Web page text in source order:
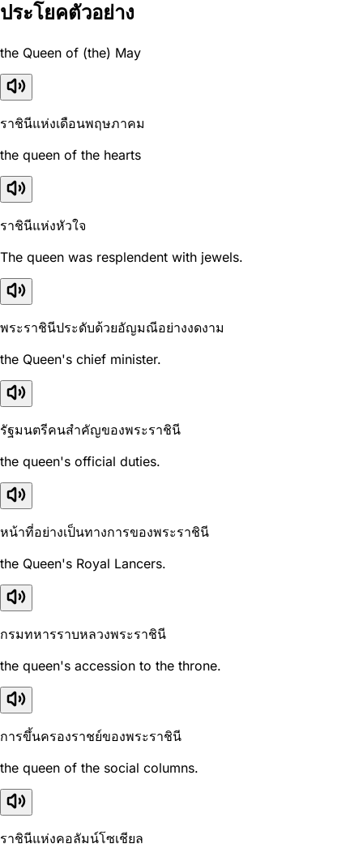
ประโยคตัวอย่าง
the Queen of (the) May
ราชินีแห่งเดือนพฤษภาคม
the queen of the hearts
ราชินีแห่งหัวใจ
The queen was resplendent with jewels.
พระราชินีประดับด้วยอัญมณีอย่างงดงาม
the Queen's chief minister.
รัฐมนตรีคนสำคัญของพระราชินี
the queen's official duties.
หน้าที่อย่างเป็นทางการของพระราชินี
the Queen's Royal Lancers.
กรมทหารราบหลวงพระราชินี
the queen's accession to the throne.
การขึ้นครองราชย์ของพระราชินี
the queen of the social columns.
ราชินีแห่งคอลัมน์โซเชียล